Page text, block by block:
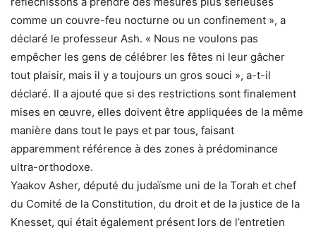
comme un couvre-feu nocturne ou un confinement », a
déclaré le professeur Ash. « Nous ne voulons pas
empêcher les gens de célébrer les fêtes ni leur gâcher
tout plaisir, mais il y a toujours un gros souci », a-t-il
déclaré. Il a ajouté que si des restrictions sont finalement
mises en œuvre, elles doivent être appliquées de la même
manière dans tout le pays et par tous, faisant
apparemment référence à des zones à prédominance
ultra-orthodoxe.
Yaakov Asher, député du judaïsme uni de la Torah et chef
du Comité de la Constitution, du droit et de la justice de la
Knesset, qui était également présent lors de l’entretien